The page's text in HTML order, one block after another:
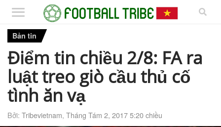
Bản tin
Điểm tin chiều 2/8: FA ra
luật treo giò cầu thủ cố
tình ăn vạ
Bởi: Tribevietnam, Tháng Tám 2, 2017 5:20 chiều